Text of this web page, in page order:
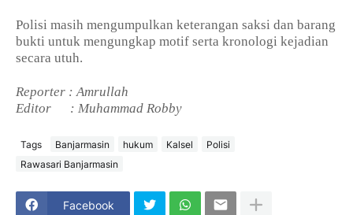
Polisi masih mengumpulkan keterangan saksi dan barang
bukti untuk mengungkap motif serta kronologi kejadian
secara utuh.
Reporter : Amrullah
Editor
: Muhammad Robby
Tags Banjarmasin hukum Kalsel
Polisi
Rawasari Banjarmasin
Facebook